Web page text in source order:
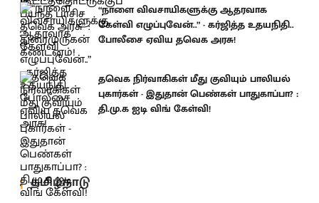
“நாளை விவசாயிகளுக்கு ஆதரவாக
கேள்வி எழுப்புவேன்..” - கர்ஜித்த உதயநிதி..
போலீசை ஏவிய தவெக அரசு!
தவெக நிர்வாகிகள் மீது குவியும் பாலியல்
புகார்கள் - இதுதான் பெண்கள் பாதுகாப்பா? :
தி.மு.க ஐடி விங் கேள்வி!
தமிழ்நாடு